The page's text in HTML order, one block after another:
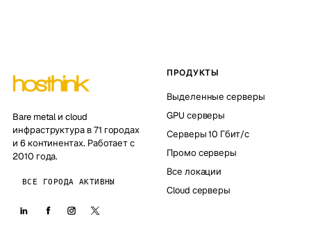
Bare metal и cloud
инфраструктура в 71 городах
и 6 континентах. Работает с
2010 года.
ВСЕ ГОРОДА АКТИВНЫ
ПРОДУКТЫ
Выделенные серверы
GPU серверы
Серверы 10 Гбит/с
Промо серверы
Все локации
Cloud серверы